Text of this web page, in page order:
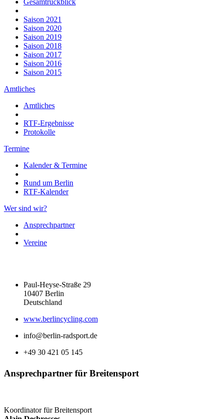
Saison 2021
Saison 2020
Saison 2019
Saison 2018
Saison 2017
Saison 2016
Saison 2015
Amtliches
Amtliches
RTF-Ergebnisse
Protokolle
Termine
Kalender & Termine
Rund um Berlin
RTF-Kalender
Wer sind wir?
Ansprechpartner
Vereine
Paul-Heyse-Straße 29
10407 Berlin
Deutschland
www.berlincycling.com
info@berlin-radsport.de
+49 30 421 05 145
Ansprechpartner für Breitensport
Koordinator für Breitensport